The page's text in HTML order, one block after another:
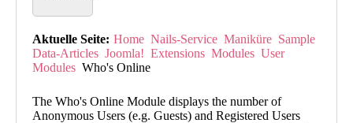
Aktuelle Seite: Home Nails-Service Maniküre Sample
Data-Articles Joomla! Extensions Modules User
Modules Who's Online
The Who's Online Module displays the number of
Anonymous Users (e.g. Guests) and Registered Users